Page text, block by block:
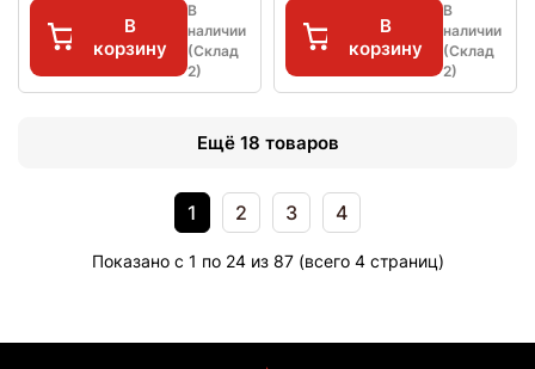
В
корзину
В
наличии
(Склад
2)
В
корзину
В
наличии
(Склад
2)
Ещё 18 товаров
1 2 3 4
Показано с 1 по 24 из 87 (всего 4 страниц)